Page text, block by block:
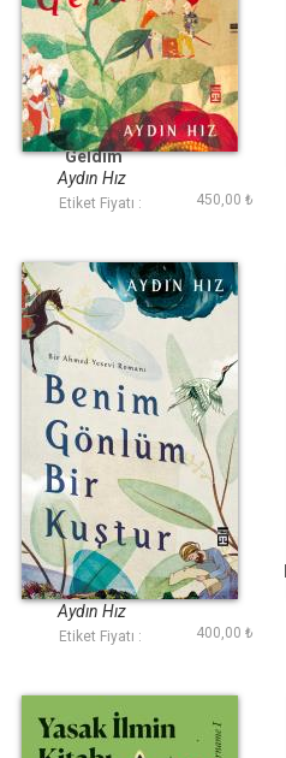
Aşk Kapını Ben
Geldim
Aydın Hız
Etiket Fiyatı : 450,00 ₺
Benim Gönlüm Bir
Kuştur
Aydın Hız
Etiket Fiyatı : 400,00 ₺